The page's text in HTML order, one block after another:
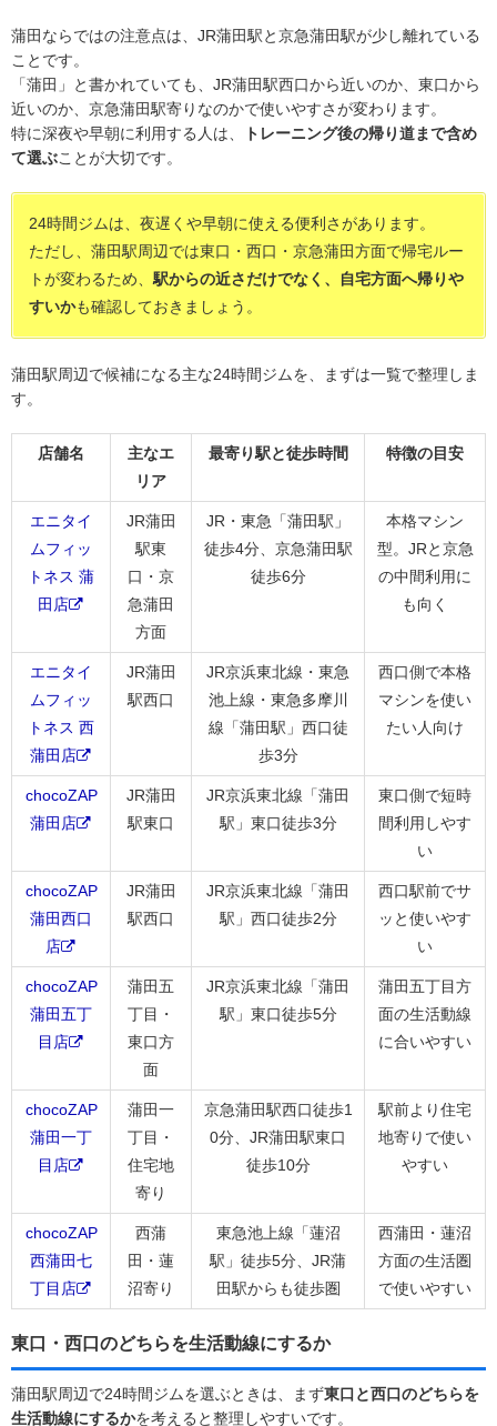
蒲田ならではの注意点は、JR蒲田駅と京急蒲田駅が少し離れている
ことです。
「蒲田」と書かれていても、JR蒲田駅西口から近いのか、東口から
近いのか、京急蒲田駅寄りなのかで使いやすさが変わります。
特に深夜や早朝に利用する人は、
トレーニング後の帰り道まで含め
て選ぶことが大切です。
24時間ジムは、夜遅くや早朝に使える便利さがあります。
ただし、蒲田駅周辺では東口・西口・京急蒲田方面で帰宅ルー
トが変わるため、 駅からの近さだけでなく、自宅方面へ帰りや
すいかも確認しておきましょう。
蒲田駅周辺で候補になる主な24時間ジムを、まずは一覧で整理しま
す。
店舗名
主なエ
リア
最寄り駅と徒歩時間 特徴の目安
エニタイ
ムフィッ
トネス 蒲
田店
JR蒲田
駅東
口・京
急蒲田
方面
JR・東急「蒲田駅」
徒歩4分、京急蒲田駅
徒歩6分
本格マシン
型。JRと京急
の中間利用に
も向く
エニタイ
ムフィッ
トネス 西
蒲田店
JR蒲田
駅西口
JR京浜東北線・東急
池上線・東急多摩川
線「蒲田駅」西口徒
歩3分
西口側で本格
マシンを使い
たい人向け
chocoZAP
蒲田店
JR蒲田
駅東口
JR京浜東北線「蒲田
駅」東口徒歩3分
東口側で短時
間利用しやす
い
chocoZAP
蒲田西口
店
JR蒲田
駅西口
JR京浜東北線「蒲田
駅」西口徒歩2分
西口駅前でサ
ッと使いやす
い
chocoZAP
蒲田五丁
目店
蒲田五
丁目・
東口方
面
JR京浜東北線「蒲田
駅」東口徒歩5分
蒲田五丁目方
面の生活動線
に合いやすい
chocoZAP
蒲田一丁
目店
蒲田一
丁目・
住宅地
寄り
京急蒲田駅西口徒歩1
0分、JR蒲田駅東口
徒歩10分
駅前より住宅
地寄りで使い
やすい
chocoZAP
西蒲田七
丁目店
西蒲
田・蓮
沼寄り
東急池上線「蓮沼
駅」徒歩5分、JR蒲
田駅からも徒歩圏
西蒲田・蓮沼
方面の生活圏
で使いやすい
東口・西口のどちらを生活動線にするか
蒲田駅周辺で24時間ジムを選ぶときは、まず東口と西口のどちらを
生活動線にするかを考えると整理しやすいです。